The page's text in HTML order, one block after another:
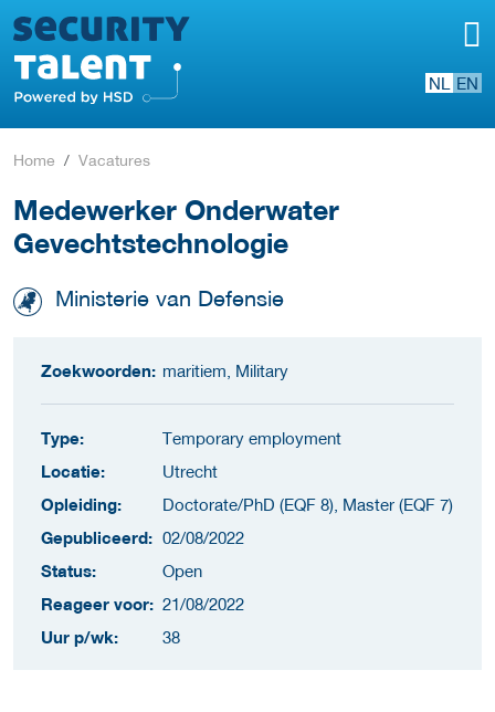
NL EN
Home Vacatures
Medewerker Onderwater
Gevechtstechnologie
Ministerie van Defensie
Zoekwoorden: maritiem, Military
Type:
Temporary employment
Locatie:
Utrecht
Opleiding:
Doctorate/PhD (EQF 8), Master (EQF 7)
Gepubliceerd: 02/08/2022
Status:
Open
Reageer voor: 21/08/2022
Uur p/wk:
38